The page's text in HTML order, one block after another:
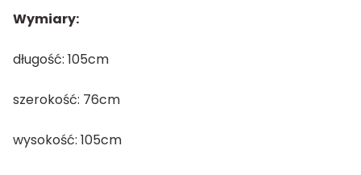
Wymiary:
długość: 105cm
szerokość: 76cm
wysokość: 105cm